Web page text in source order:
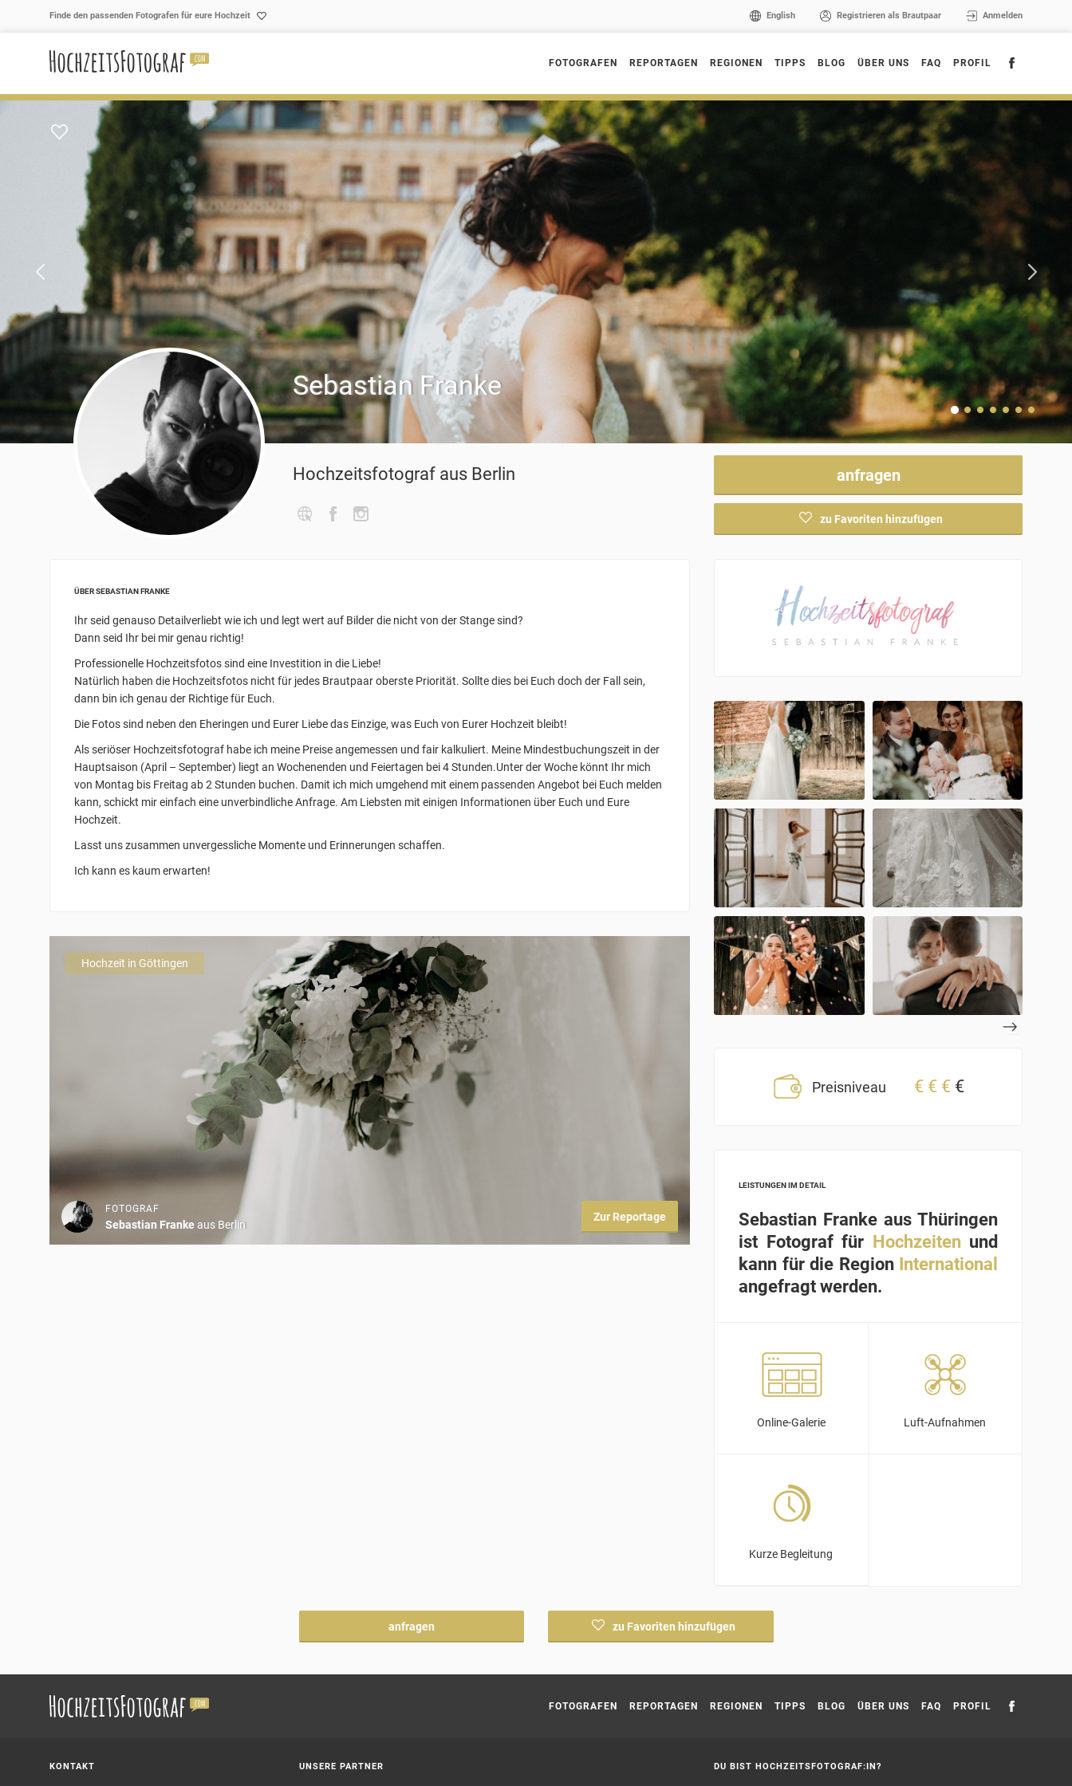
Finde den passenden Fotografen für eure Hochzeit English Registrieren als Brautpaar Anmelden
FOTOGRAFEN REPORTAGEN REGIONEN TIPPS BLOG ÜBER UNS FAQ PROFIL
Sebastian Franke
Hochzeitsfotograf aus Berlin anfragen
zu Favoriten hinzufügen
ÜBER SEBASTIAN FRANKE
Ihr seid genauso Detailverliebt wie ich und legt wert auf Bilder die nicht von der Stange sind?
Dann seid Ihr bei mir genau richtig!
Professionelle Hochzeitsfotos sind eine Investition in die Liebe!
Natürlich haben die Hochzeitsfotos nicht für jedes Brautpaar oberste Priorität. Sollte dies bei Euch doch der Fall sein,
dann bin ich genau der Richtige für Euch.
Die Fotos sind neben den Eheringen und Eurer Liebe das Einzige, was Euch von Eurer Hochzeit bleibt!
Als seriöser Hochzeitsfotograf habe ich meine Preise angemessen und fair kalkuliert. Meine Mindestbuchungszeit in der
Hauptsaison (April – September) liegt an Wochenenden und Feiertagen bei 4 Stunden.Unter der Woche könnt Ihr mich
von Montag bis Freitag ab 2 Stunden buchen. Damit ich mich umgehend mit einem passenden Angebot bei Euch melden
kann, schickt mir einfach eine unverbindliche Anfrage. Am Liebsten mit einigen Informationen über Euch und Eure
Hochzeit.
Lasst uns zusammen unvergessliche Momente und Erinnerungen schaffen.
Ich kann es kaum erwarten!
Hochzeit in Göttingen
Zur Reportage
FOTOGRAF
Sebastian Franke aus Berlin
Preisniveau € € € €
LEISTUNGEN IM DETAIL
Sebastian Franke aus Thüringen
ist Fotograf für Hochzeitenund
kann für die Region International
angefragt werden.
Online-Galerie Luft-Aufnahmen
Kurze Begleitung
anfragen zu Favoriten hinzufügen
FOTOGRAFEN REPORTAGEN REGIONEN TIPPS BLOG ÜBER UNS FAQ PROFIL
KONTAKT UNSERE PARTNER DU BIST HOCHZEITSFOTOGRAF:IN?